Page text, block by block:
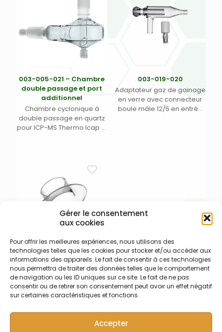
Gérer le consentement
aux cookies
Pour offrir les meilleures expériences, nous utilisons des
technologies telles que les cookies pour stocker et/ou accéder aux
informations des appareils. Le fait de consentir à ces technologies
nous permettra de traiter des données telles que le comportement
de navigation ou les ID uniques sur ce site. Le fait de ne pas
consentir ou de retirer son consentement peut avoir un effet négatif
sur certaines caractéristiques et fonctions.
Accepter
003-005-021 – Chambre
double passage et port
additionnel
Chambre cyclonique à
double passage en quartz
pour ICP-MS Thermo Icap Q
003-019-020
Adaptateur gaz de gainage
en verre avec connecteur
boule mâle 12/5 en entrée
003-018-039 – Bonnet de
torche Jobin Yvon
Bonnet de torche pour
torche Horiba Jobin Yvon